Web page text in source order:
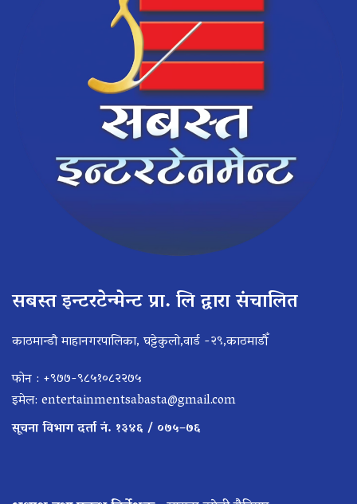
सबस्त इन्टरटेन्मेन्ट प्रा. लि द्वारा संचालित
काठमान्डौ माहानगरपालिका, घट्टेकुलो,वार्ड -२९,काठमाडौँ
फोन : +९७७-९८५१०८२२७५
इमेल: entertainmentsabasta@gmail.com
सूचना विभाग दर्ता नं. १३४६ / ०७५–७६